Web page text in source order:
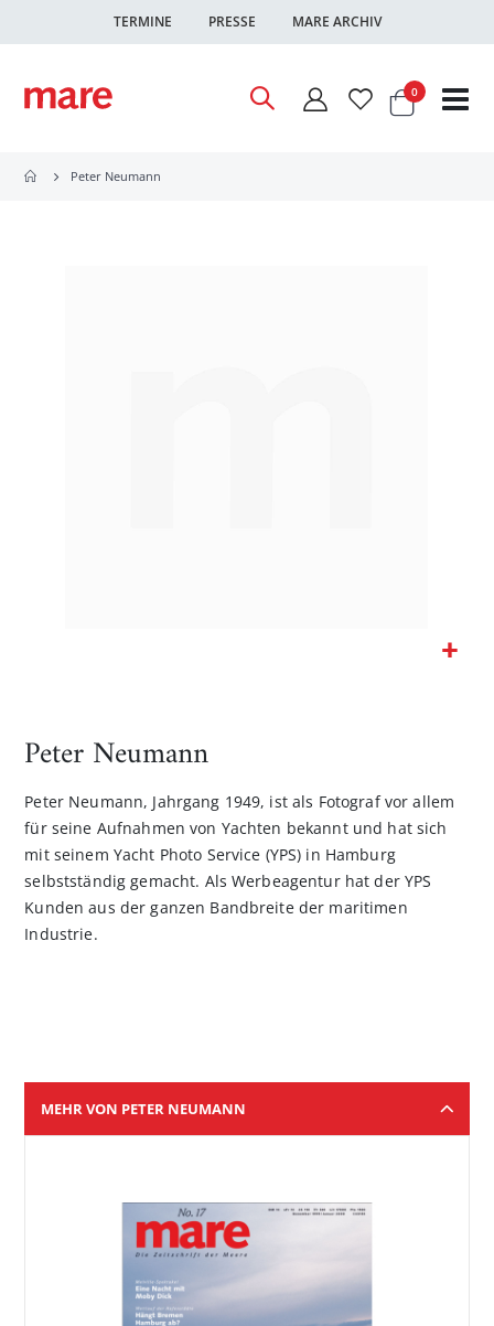
TERMINE PRESSE MARE ARCHIV
Warenkorb
0Artikel
Peter Neumann
Bildgalerie
Peter Neumann
Peter Neumann, Jahrgang 1949, ist als Fotograf vor allem
für seine Aufnahmen von Yachten bekannt und hat sich
mit seinem Yacht Photo Service (YPS) in Hamburg
selbstständig gemacht. Als Werbeagentur hat der YPS
Kunden aus der ganzen Bandbreite der maritimen
Industrie.
MEHR VON PETER NEUMANN